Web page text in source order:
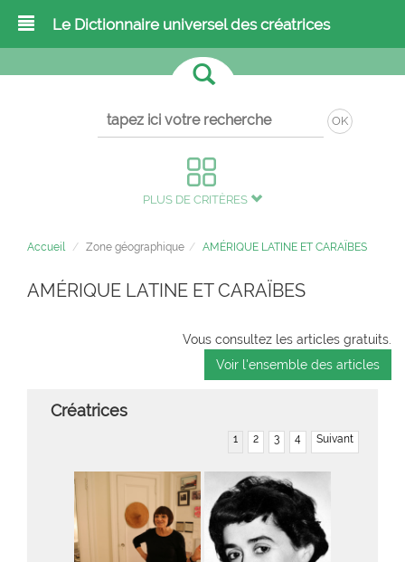
Le Dictionnaire universel des créatrices
OK
PLUS DE CRITÈRES
Accueil Zone géographique AMÉRIQUE LATINE ET CARAÏBES
AMÉRIQUE LATINE ET CARAÏBES
Vous consultez les articles gratuits.
Voir l'ensemble des articles
Créatrices
1 2 3 4 Suivant